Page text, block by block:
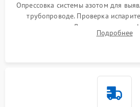
Опрессовка системы азотом для
трубопроводе. Проверка
течеискателем. Демонтаж старого
продувка капиллярной трубки для
Подробнее